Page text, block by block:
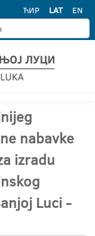
ЋИР LAT EN
nabavke
izradu
Luci -